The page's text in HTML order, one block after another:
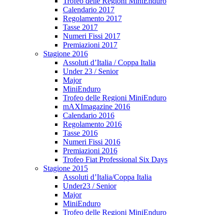
Calendario 2017
Regolamento 2017
Tasse 2017
Numeri Fissi 2017
Premiazioni 2017
Stagione 2016
Assoluti d’Italia / Coppa Italia
Under 23 / Senior
Major
MiniEnduro
Trofeo delle Regioni MiniEnduro
mAXImagazine 2016
Calendario 2016
Regolamento 2016
Tasse 2016
Numeri Fissi 2016
Premiazioni 2016
Trofeo Fiat Professional Six Days
Stagione 2015
Assoluti d’Italia/Coppa Italia
Under23 / Senior
Major
MiniEnduro
Trofeo delle Regioni MiniEnduro